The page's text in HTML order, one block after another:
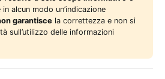
alcun modo un’indicazione
garantisce la correttezza e non si
sull’utilizzo delle informazioni